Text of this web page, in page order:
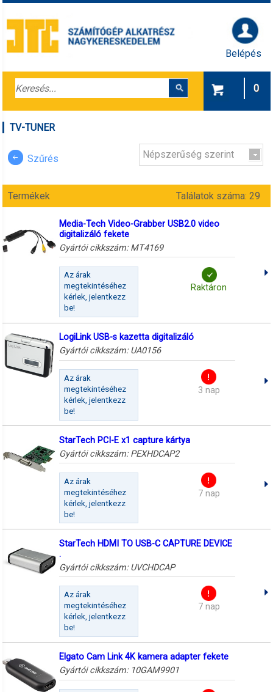
Belépés
0
TV-TUNER
Szűrés Népszerűség szerint
Termékek Találatok száma: 29
Media-Tech Video-Grabber USB2.0 video
digitalizáló fekete
Gyártói cikkszám: MT4169
Az árak
megtekintéséhez
kérlek, jelentkezz
be!
Raktáron
LogiLink USB-s kazetta digitalizáló
Gyártói cikkszám: UA0156
Az árak
megtekintéséhez
kérlek, jelentkezz
be!
3 nap
StarTech PCI-E x1 capture kártya
Gyártói cikkszám: PEXHDCAP2
Az árak
megtekintéséhez
kérlek, jelentkezz
be!
7 nap
StarTech HDMI TO USB-C CAPTURE DEVICE
.
Gyártói cikkszám: UVCHDCAP
Az árak
megtekintéséhez
kérlek, jelentkezz
be!
7 nap
Elgato Cam Link 4K kamera adapter fekete
Gyártói cikkszám: 10GAM9901